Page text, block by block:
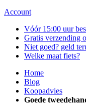
Account
Vóór 15:00 uur
Gratis verzending
Niet goed? geld
Welke maat fiets?
Home
Blog
Koopadvies
Goede